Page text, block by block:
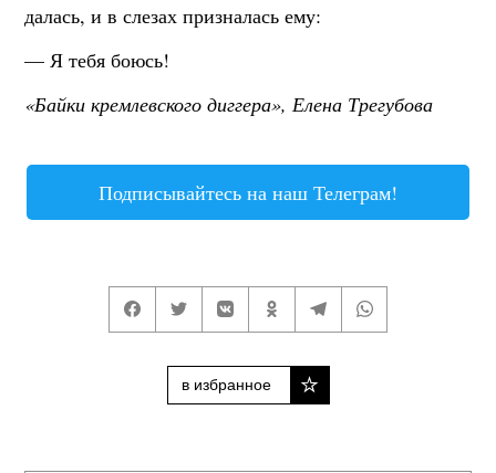
далась, и в слезах призналась ему:
— Я тебя боюсь!
«Байки кремлевского диггера», Елена Трегубова
Подписывайтесь на наш Телеграм!
в избранное